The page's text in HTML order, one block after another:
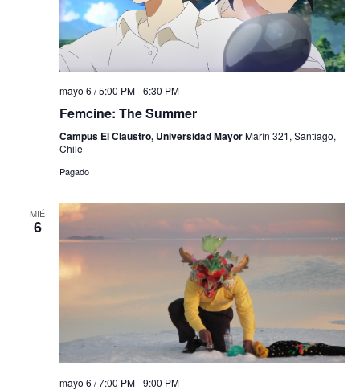
mayo 6 / 5:00 PM-6:30 PM
Femcine: The Summer
Campus El Claustro, Universidad MayorMarín 321, Santiago,
Chile
Pagado
MIÉ
6
mayo 6 / 7:00 PM-9:00 PM